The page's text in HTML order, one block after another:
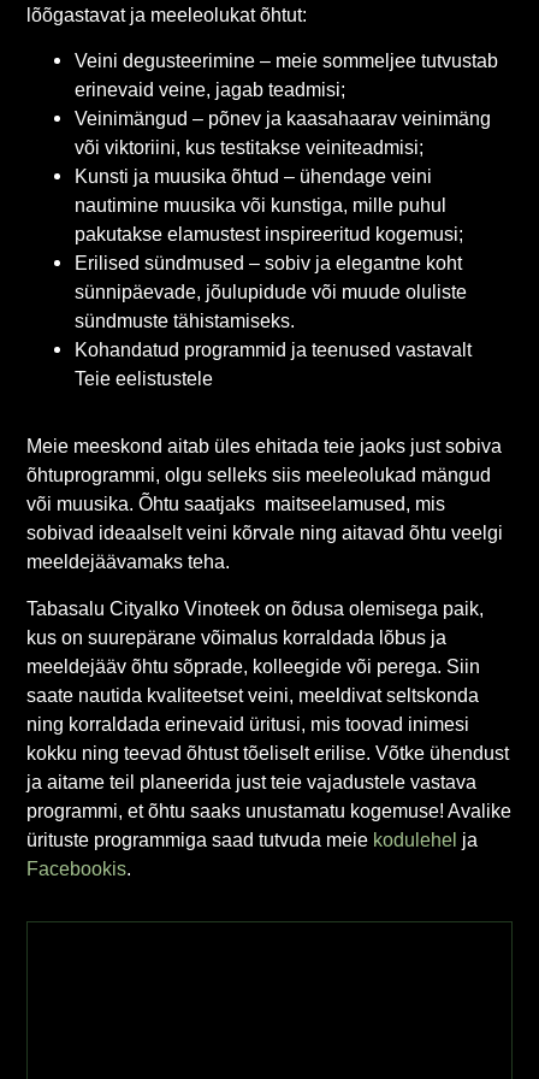
lõõgastavat ja meeleolukat õhtut:
Veini degusteerimine – meie sommeljee tutvustab
erinevaid veine, jagab teadmisi;
Veinimängud – põnev ja kaasahaarav veinimäng
või viktoriini, kus testitakse veiniteadmisi;
Kunsti ja muusika õhtud – ühendage veini
nautimine muusika või kunstiga, mille puhul
pakutakse elamustest inspireeritud kogemusi;
Erilised sündmused – sobiv ja elegantne koht
sünnipäevade, jõulupidude või muude oluliste
sündmuste tähistamiseks.
Kohandatud programmid ja teenused vastavalt
Teie eelistustele
Meie meeskond aitab üles ehitada teie jaoks just sobiva
õhtuprogrammi, olgu selleks siis meeleolukad mängud
või muusika. Õhtu saatjaks maitseelamused, mis
sobivad ideaalselt veini kõrvale ning aitavad õhtu veelgi
meeldejäävamaks teha.
Tabasalu Cityalko Vinoteek on õdusa olemisega paik,
kus on suurepärane võimalus korraldada lõbus ja
meeldejääv õhtu sõprade, kolleegide või perega. Siin
saate nautida kvaliteetset veini, meeldivat seltskonda
ning korraldada erinevaid üritusi, mis toovad inimesi
kokku ning teevad õhtust tõeliselt erilise. Võtke ühendust
ja aitame teil planeerida just teie vajadustele vastava
programmi, et õhtu saaks unustamatu kogemuse! Avalike
ürituste programmiga saad tutvuda meie kodulehel ja
Facebookis.